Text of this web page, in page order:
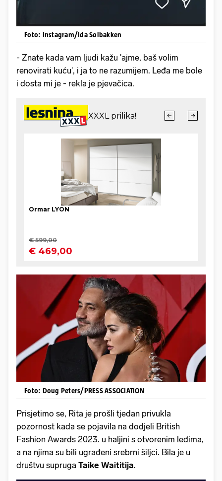
Foto: Instagram/Ida Solbakken
- Znate kada vam ljudi kažu 'ajme, baš volim
renovirati kuću', i ja to ne razumijem. Leđa me bole
i dosta mi je - rekla je pjevačica.
Foto: Doug Peters/PRESS ASSOCIATION
Prisjetimo se, Rita je prošli tjedan privukla
pozornost kada se pojavila na dodjeli British
Fashion Awards 2023. u haljini s otvorenim leđima,
a na njima su bili ugrađeni srebrni šiljci. Bila je u
društvu supruga Taike Waititija.